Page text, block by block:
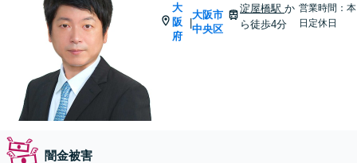
大
阪
府
|
大阪市
中央区
淀屋橋駅か
ら徒歩4分
営業時間：本
日定休日
闇金被害